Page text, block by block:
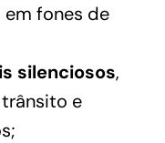
fones de
silenciosos,
e